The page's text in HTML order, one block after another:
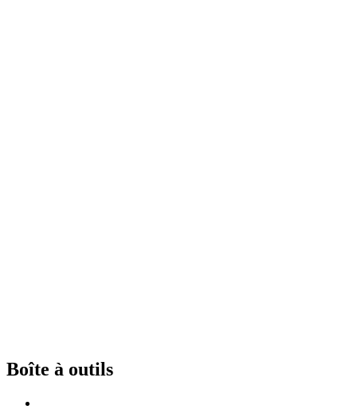
Boîte à outils